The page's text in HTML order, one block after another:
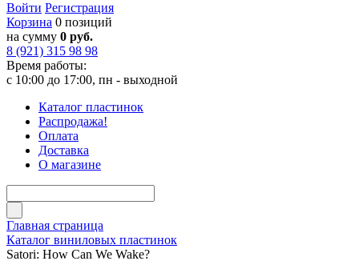
Войти Регистрация
Корзина 0 позиций
на сумму 0 руб.
8 (921) 315 98 98
Время работы:
с 10:00 до 17:00, пн - выходной
Каталог пластинок
Распродажа!
Оплата
Доставка
О магазине
Главная страница
Каталог виниловых пластинок
Satori: How Can We Wake?